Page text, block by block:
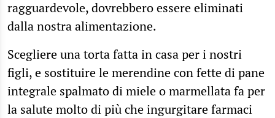
ragguardevole, dovrebbero essere eliminati
dalla nostra alimentazione.
Scegliere una torta fatta in casa per i nostri
figli, e sostituire le merendine con fette di pane
integrale spalmato di miele o marmellata fa per
la salute molto di più che ingurgitare farmaci